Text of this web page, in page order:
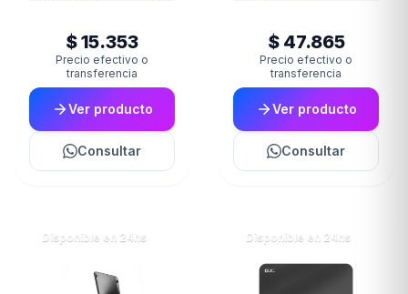
$ 15.353
Precio efectivo o
transferencia
Ver producto
Consultar
$ 47.865
Precio efectivo o
transferencia
Ver producto
Consultar
Disponible en 24hs Disponible en 24hs